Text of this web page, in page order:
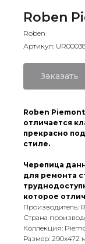
Roben
Roben
Артикул:
Заказать
Roben
отличается
прекрасно
стиле.
Черепица
для ремонта
которое
Производитель:
Страна
Коллекция:
Размер: 290x472